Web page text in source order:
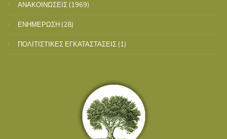
ΑΝΑΚΟΙΝΩΣΕΙΣ (1969)
ΕΝΗΜΕΡΩΣΗ (28)
ΠΟΛΙΤΙΣΤΙΚΕΣ ΕΓΚΑΤΑΣΤΑΣΕΙΣ (1)